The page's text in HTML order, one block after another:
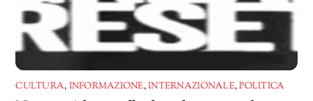
CULTURA, INFORMAZIONE,INTERNAZIONALE,POLITICA